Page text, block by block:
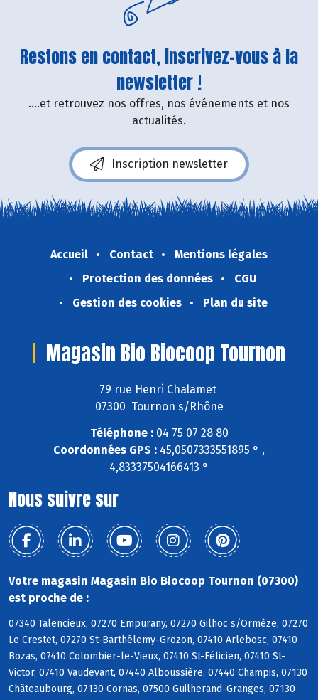
Restons en contact, inscrivez-vous à la
newsletter !
....et retrouvez nos offres, nos événements et nos
actualités.
Inscription newsletter
Accueil Contact
Mentions légales
Protection des données
CGU
Gestion des cookies
Plan du site
Magasin Bio Biocoop Tournon
79 rue Henri Chalamet
07300 Tournon s/Rhône
Téléphone :04 75 07 28 80
Coordonnées GPS : 45,0507333551895 ° ,
4,83337504166413 °
Nous suivre sur
Votre magasin Magasin Bio Biocoop Tournon (07300)
est proche de :
07340 Talencieux, 07270 Empurany, 07270 Gilhoc s/Ormèze, 07270
Le Crestet, 07270 St-Barthélemy-Grozon, 07410 Arlebosc, 07410
Bozas, 07410 Colombier-le-Vieux, 07410 St-Félicien, 07410 St-
Victor, 07410 Vaudevant, 07440 Alboussière, 07440 Champis, 07130
Châteaubourg, 07130 Cornas, 07500 Guilherand-Granges, 07130